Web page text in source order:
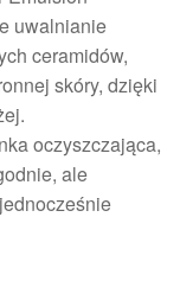
uwalnianie
ceramidów,
skóry, dzięki
oczyszczająca,
ale